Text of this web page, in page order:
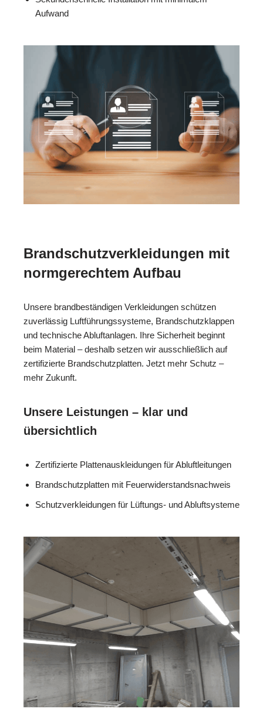
Aufwand
Brandschutzverkleidungen mit
normgerechtem Aufbau
Unsere brandbeständigen Verkleidungen schützen
zuverlässig Luftführungssysteme, Brandschutzklappen
und technische Abluftanlagen. Ihre Sicherheit beginnt
beim Material – deshalb setzen wir ausschließlich auf
zertifizierte Brandschutzplatten. Jetzt mehr Schutz –
mehr Zukunft.
Unsere Leistungen – klar und
übersichtlich
Zertifizierte Plattenauskleidungen für Abluftleitungen
Brandschutzplatten mit Feuerwiderstandsnachweis
Schutzverkleidungen für Lüftungs- und Abluftsysteme